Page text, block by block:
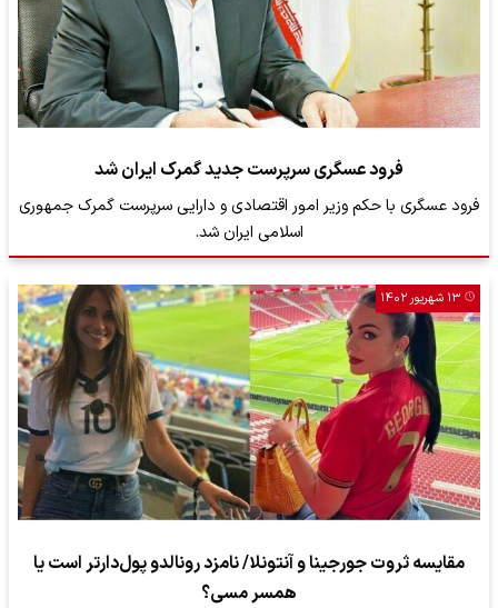
فرود عسگری سرپرست جدید گمرک ایران شد
فرود عسگری با حکم وزیر امور اقتصادی و دارایی سرپرست گمرک جمهوری
اسلامی ایران شد.
۱۳ شهریور ۱۴۰۲
مقایسه ثروت جورجینا و آنتونلا/ نامزد رونالدو پول‌دارتر است یا
همسر مسی؟